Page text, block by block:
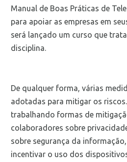
Manual de Boas Práticas de
para apoiar as empresas em
será lançado um curso que
disciplina.
De qualquer forma, várias
adotadas para mitigar os riscos.
trabalhando formas de
colaboradores sobre
sobre segurança da
incentivar o uso dos